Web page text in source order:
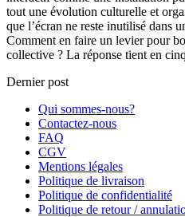
tout une évolution culturelle et
que l’écran ne reste inutilisé dans
Comment en faire un levier pour
collective ? La réponse tient en
Dernier post
Qui sommes-nous?
Contactez-nous
FAQ
CGV
Mentions légales
Politique de livraison
Politique de confidentialité
Politique de retour /